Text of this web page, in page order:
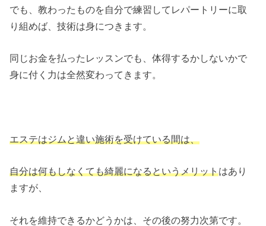
でも、教わったものを自分で練習してレパートリーに取
り組めば、技術は身につきます。
同じお金を払ったレッスンでも、体得するかしないかで
身に付く力は全然変わってきます。
エステはジムと違い施術を受けている間は、
自分は何もしなくても綺麗になるというメリットはあり
ますが、
それを維持できるかどうかは、その後の努力次第です。